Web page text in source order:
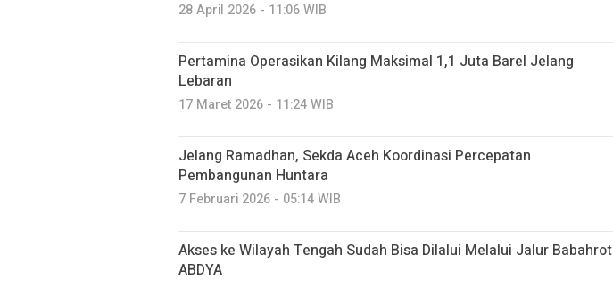
28 April 2026 - 11:06 WIB
Pertamina Operasikan Kilang Maksimal 1,1 Juta Barel Jelang
Lebaran
17 Maret 2026 - 11:24 WIB
‎Jelang Ramadhan, Sekda Aceh Koordinasi Percepatan
Pembangunan Huntara
7 Februari 2026 - 05:14 WIB
Akses ke Wilayah Tengah Sudah Bisa Dilalui Melalui Jalur Babahrot
ABDYA